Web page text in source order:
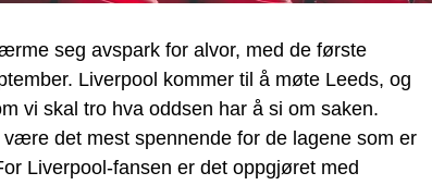
seg avspark for alvor, med de første
Liverpool kommer til å møte Leeds, og
vi skal tro hva oddsen har å si om saken.
det mest spennende for de lagene som er
Liverpool-fansen er det oppgjøret med